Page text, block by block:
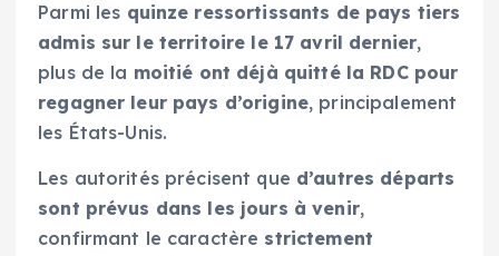
Parmi les quinze ressortissants de pays tiers
admis sur le territoire le 17 avril dernier,
plus de la moitié ont déjà quitté la RDC pour
regagner leur pays d’origine, principalement
les États-Unis.
Les autorités précisent que d’autres départs
sont prévus dans les jours à venir,
confirmant le caractère strictement